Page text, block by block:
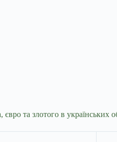
євро та злотого в